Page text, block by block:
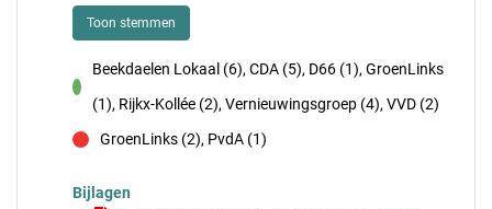
Toon stemmen
voor
Beekdaelen Lokaal (6), CDA (5), D66 (1), GroenLinks
(1), Rijkx-Kollée (2), Vernieuwingsgroep (4), VVD (2)
GroenLinks (2), PvdA (1)
Bijlagen